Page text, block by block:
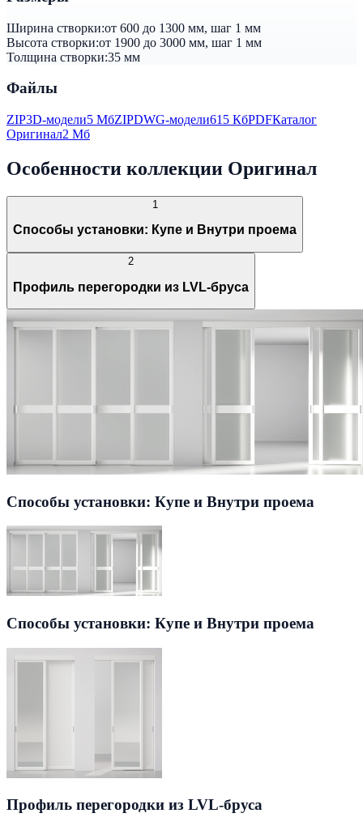
Ширина створки:от 600 до 1300 мм, шаг 1 мм
Высота створки:от 1900 до 3000 мм, шаг 1 мм
Толщина створки:35 мм
Файлы
ZIP3D-модели5 МбZIPDWG-модели615 КбPDFКаталог
Оригинал2 Мб
Особенности коллекции Оригинал
1
Способы установки: Купе и Внутри проема
2
Профиль перегородки из LVL-бруса
Способы установки: Купе и Внутри проема
Способы установки: Купе и Внутри проема
Профиль перегородки из LVL-бруса